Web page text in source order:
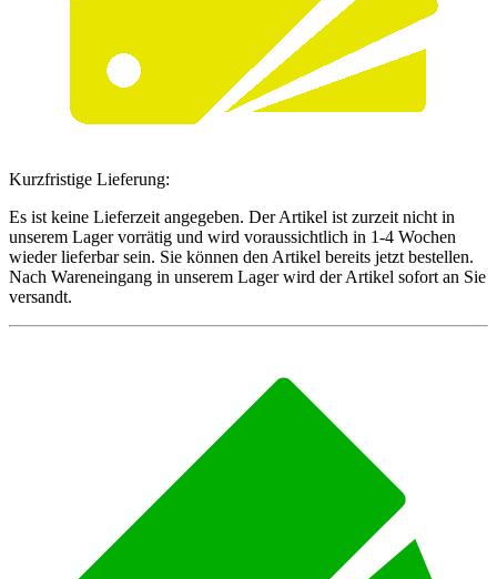
Kurzfristige Lieferung:
Es ist keine Lieferzeit angegeben. Der Artikel ist zurzeit nicht in
unserem Lager vorrätig und wird voraussichtlich in 1-4 Wochen
wieder lieferbar sein. Sie können den Artikel bereits jetzt bestellen.
Nach Wareneingang in unserem Lager wird der Artikel sofort an Sie
versandt.